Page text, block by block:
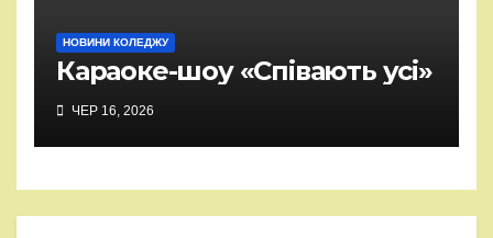
НОВИНИ КОЛЕДЖУ
Караоке-шоу «Співають усі»
ЧЕР 16, 2026